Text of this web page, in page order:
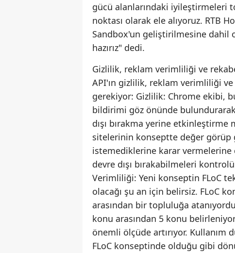
gücü alanlarındaki iyileştirmeleri
noktası olarak ele alıyoruz. RTB
Sandbox'un geliştirilmesine dahil
hazırız" dedi.
Gizlilik, reklam verimliliği ve
API'ın gizlilik, reklam verimliliği
gerekiyor: Gizlilik: Chrome ekibi,
bildirimi göz önünde
dışı bırakma yerine etkinleştirme
sitelerinin konseptte değer görüp
istemediklerine karar vermelerine
devre dışı bırakabilmeleri
Verimliliği: Yeni konseptin FLoC
olacağı şu an için belirsiz. FLoC
arasından bir topluluğa
konu arasından 5 konu
önemli ölçüde artırıyor. Kullanım
FLoC konseptinde olduğu gibi